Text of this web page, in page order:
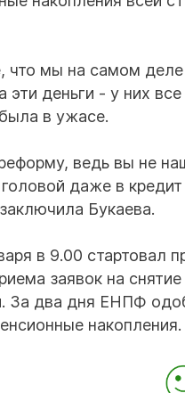
что мы на самом
эти деньги - у них
в ужасе.
ведь вы не
даже в
Букаева.
в 9.00 стартовал
заявок на
За два дня ЕНПФ
накопления.